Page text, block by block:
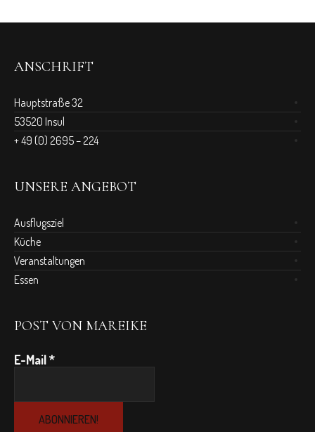
ANSCHRIFT
Hauptstraße 32
53520 Insul
+ 49 (0) 2695 – 224
UNSERE ANGEBOT
Ausflugsziel
Küche
Veranstaltungen
Essen
POST VON MAREIKE
E-Mail*